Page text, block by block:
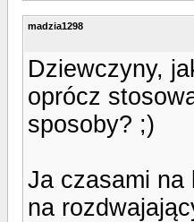
madzia1298
Dziewczyny,
oprócz
sposoby? ;)
Ja czasami na
na